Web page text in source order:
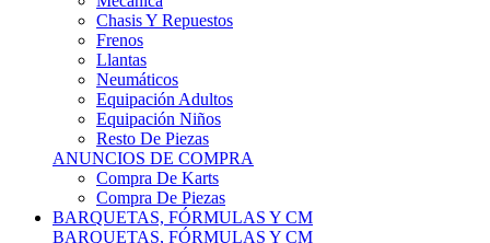
Chasis Y Repuestos
Frenos
Llantas
Neumáticos
Equipación Adultos
Equipación Niños
Resto De Piezas
ANUNCIOS DE COMPRA
Compra De Karts
Compra De Piezas
BARQUETAS, FÓRMULAS Y CM
BARQUETAS, FÓRMULAS Y CM